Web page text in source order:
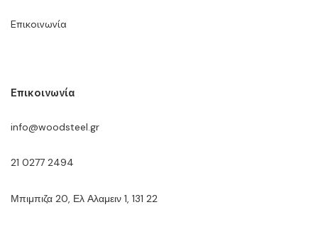
Επικοινωνία
Επικοινωνία
info@woodsteel.gr
21 0277 2494
Μπιμπιζα 20, Ελ Αλαμειν 1, 131 22